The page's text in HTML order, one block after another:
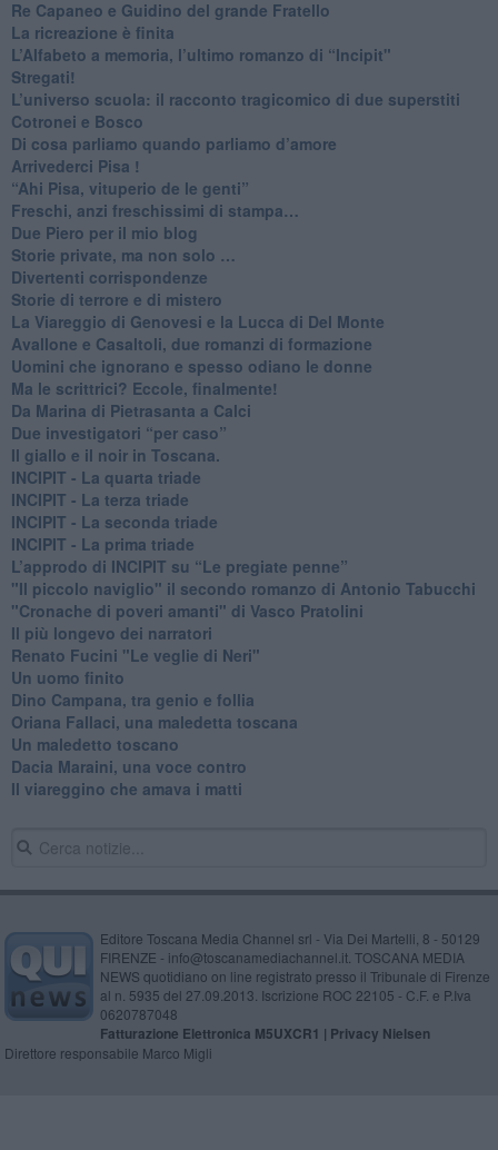
Re Capaneo e Guidino del grande Fratello
La ricreazione è finita
​L’Alfabeto a memoria, l’ultimo romanzo di “Incipit"
​Stregati!
L’universo scuola: il racconto tragicomico di due superstiti
Cotronei e Bosco
Di cosa parliamo quando parliamo d’amore
Arrivederci Pisa !
​“Ahi Pisa, vituperio de le genti”
Freschi, anzi freschissimi di stampa…
​Due Piero per il mio blog
​Storie private, ma non solo …
Divertenti corrispondenze
Storie di terrore e di mistero
La Viareggio di Genovesi e la Lucca di Del Monte
Avallone e Casaltoli, due romanzi di formazione
​Uomini che ignorano e spesso odiano le donne
Ma le scrittrici? Eccole, finalmente!
Da Marina di Pietrasanta a Calci
​Due investigatori “per caso”
​Il giallo e il noir in Toscana.
INCIPIT - La quarta triade
INCIPIT - La terza triade
INCIPIT - La seconda triade
INCIPIT - La prima triade
L’approdo di INCIPIT su “Le pregiate penne”
​"Il piccolo naviglio" il secondo romanzo di Antonio Tabucchi
​"Cronache di poveri amanti" di Vasco Pratolini
​Il più longevo dei narratori
Renato Fucini "Le veglie di Neri"
Un uomo finito
​Dino Campana, tra genio e follia
​Oriana Fallaci, una maledetta toscana
​Un maledetto toscano
​Dacia Maraini, una voce contro
​Il viareggino che amava i matti
Editore Toscana Media Channel srl - Via Dei Martelli, 8 - 50129
FIRENZE - info@toscanamediachannel.it. TOSCANA MEDIA
NEWS quotidiano on line registrato presso il Tribunale di Firenze
al n. 5935 del 27.09.2013. Iscrizione ROC 22105 - C.F. e P.Iva
0620787048
Fatturazione Elettronica M5UXCR1 | Privacy Nielsen
Direttore responsabile Marco Migli